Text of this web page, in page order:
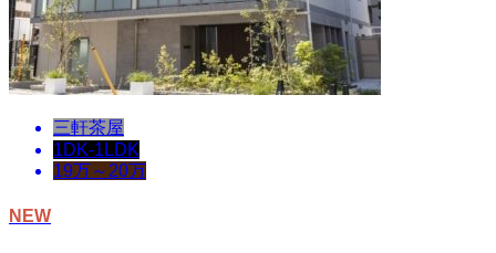
三軒茶屋
1DK-1LDK
19万～20万
NEW